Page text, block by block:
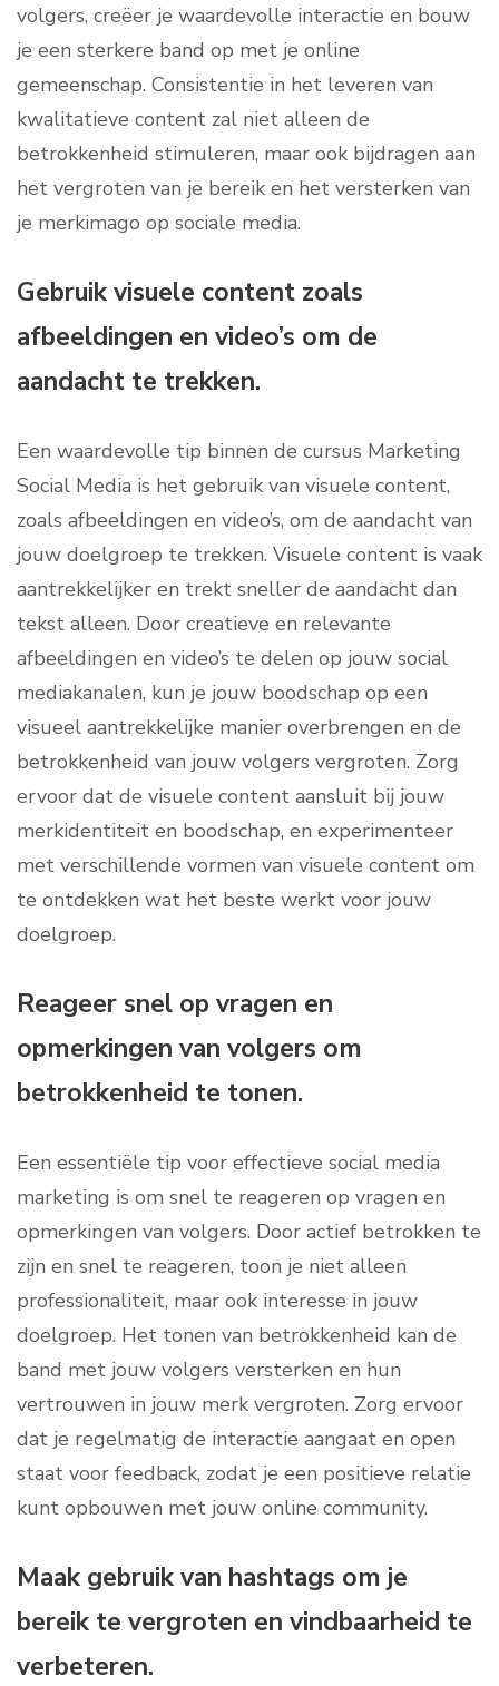
volgers, creëer je waardevolle interactie en bouw
je een sterkere band op met je online
gemeenschap. Consistentie in het leveren van
kwalitatieve content zal niet alleen de
betrokkenheid stimuleren, maar ook bijdragen aan
het vergroten van je bereik en het versterken van
je merkimago op sociale media.
Gebruik visuele content zoals
afbeeldingen en video’s om de
aandacht te trekken.
Een waardevolle tip binnen de cursus Marketing
Social Media is het gebruik van visuele content,
zoals afbeeldingen en video’s, om de aandacht van
jouw doelgroep te trekken. Visuele content is vaak
aantrekkelijker en trekt sneller de aandacht dan
tekst alleen. Door creatieve en relevante
afbeeldingen en video’s te delen op jouw social
mediakanalen, kun je jouw boodschap op een
visueel aantrekkelijke manier overbrengen en de
betrokkenheid van jouw volgers vergroten. Zorg
ervoor dat de visuele content aansluit bij jouw
merkidentiteit en boodschap, en experimenteer
met verschillende vormen van visuele content om
te ontdekken wat het beste werkt voor jouw
doelgroep.
Reageer snel op vragen en
opmerkingen van volgers om
betrokkenheid te tonen.
Een essentiële tip voor effectieve social media
marketing is om snel te reageren op vragen en
opmerkingen van volgers. Door actief betrokken te
zijn en snel te reageren, toon je niet alleen
professionaliteit, maar ook interesse in jouw
doelgroep. Het tonen van betrokkenheid kan de
band met jouw volgers versterken en hun
vertrouwen in jouw merk vergroten. Zorg ervoor
dat je regelmatig de interactie aangaat en open
staat voor feedback, zodat je een positieve relatie
kunt opbouwen met jouw online community.
Maak gebruik van hashtags om je
bereik te vergroten en vindbaarheid te
verbeteren.